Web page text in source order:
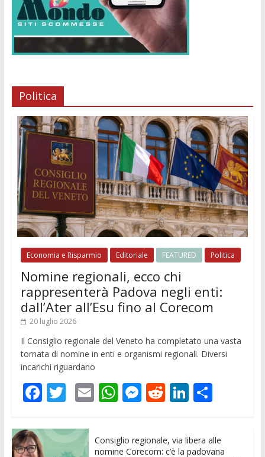
Politica
Economia e Risparmio Editoriale FEATURED Politica
Nomine regionali, ecco chi
rappresenterà Padova negli enti:
dall’Ater all’Esu fino al Corecom
20 luglio 2026
Il Consiglio regionale del Veneto ha completato una vasta
tornata di nomine in enti e organismi regionali. Diversi
incarichi riguardano
F
e
b
T
itt
er
E
l
W
at
s
M
e
R
di
Li
k
e
C
n
di
Consiglio regionale, via libera alle
nomine Corecom: c’è la padovana